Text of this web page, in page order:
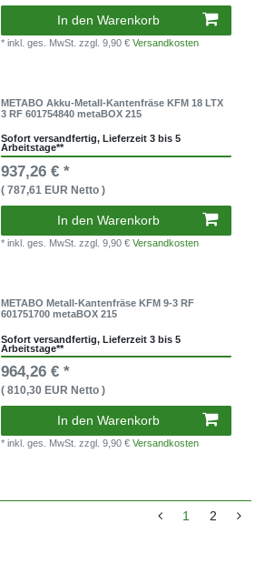
In den Warenkorb
* inkl. ges. MwSt.zzgl. 9,90 €Versandkosten
METABO Akku-Metall-Kantenfräse KFM 18 LTX
3 RF 601754840 metaBOX 215
Sofort versandfertig, Lieferzeit 3 bis 5
Arbeitstage**
937,26 € *
( 787,61 EUR Netto )
In den Warenkorb
* inkl. ges. MwSt.zzgl. 9,90 €Versandkosten
METABO Metall-Kantenfräse KFM 9-3 RF
601751700 metaBOX 215
Sofort versandfertig, Lieferzeit 3 bis 5
Arbeitstage**
964,26 € *
( 810,30 EUR Netto )
In den Warenkorb
* inkl. ges. MwSt.zzgl. 9,90 €Versandkosten
1 2